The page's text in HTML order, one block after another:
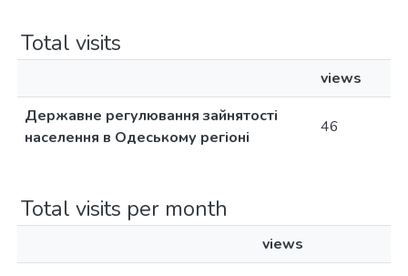
Total visits
views
Державне регулювання зайнятості
населення в Одеському регіоні
46
Total visits per month
views